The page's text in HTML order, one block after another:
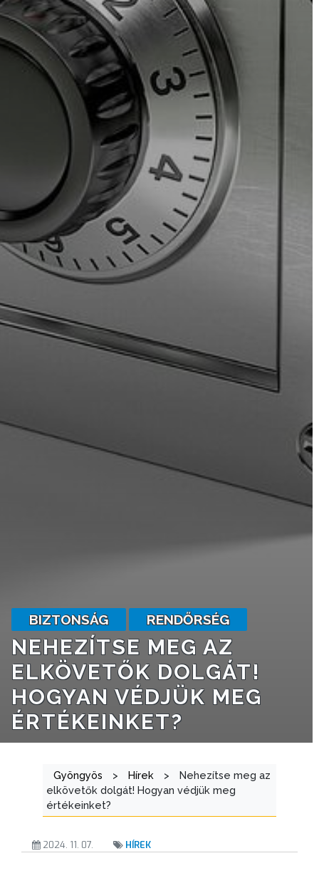
RENDELETEK
ÉPÜLŐ
VÁROS
FEJLESZTÉSEK
KÖRNYEZETVÉDELEM
TELEPÜLÉSRENDEZÉS
STRATÉGIÁK
AZ
ÖNKORMÁNYZAT
A
KÉPVISELŐ-
TESTÜLET
A
TÁJÉKOZTATÓK
BIZTONSÁG RENDŐRSÉG
NEHEZÍTSE MEG AZ
ELKÖVETŐK DOLGÁT!
HOGYAN VÉDJÜK MEG
ÉRTÉKEINKET?
Gyöngyös > Hírek >
Nehezítse meg az
elkövetők dolgát! Hogyan védjük meg
értékeinket?
2024. 11. 07. HÍREK